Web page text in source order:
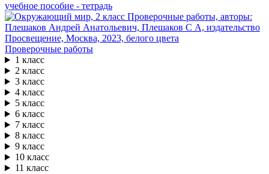
учебное пособие - тетрадь
Проверочные работы
1 класс
2 класс
3 класс
4 класс
5 класс
6 класс
7 класс
8 класс
9 класс
10 класс
11 класс